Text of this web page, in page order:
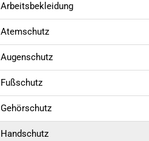
Arbeitsbekleidung
Atemschutz
Augenschutz
Fußschutz
Gehörschutz
Handschutz